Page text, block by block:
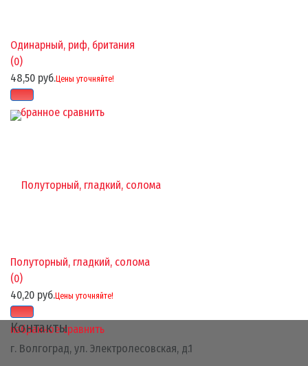
избранное сравнить
Одинарный, риф, британия
(0)
48,50 руб.Цены уточняйте!
избранное сравнить
Полуторный, гладкий, солома
(0)
40,20 руб.Цены уточняйте!
Контакты
г. Волгоград, ул. Электролесовская, д.1